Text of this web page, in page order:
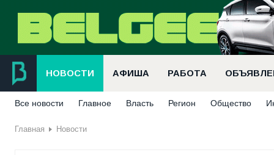
НОВОСТИ АФИША РАБОТА
Все новости Главное Власть Регион Общество
Главная Новости